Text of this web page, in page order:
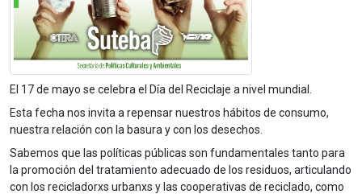
El 17 de mayo se celebra el Día del Reciclaje a nivel mundial.
Esta fecha nos invita a repensar nuestros hábitos de consumo,
nuestra relación con la basura y con los desechos.
Sabemos que las políticas públicas son fundamentales tanto para
la promoción del tratamiento adecuado de los residuos, articulando
con los recicladorxs urbanxs y las cooperativas de reciclado, como